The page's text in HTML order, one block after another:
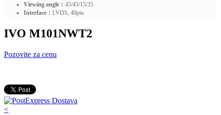
Viewing angle： 45/45/15/35
Interface： LVDS, 40pin
IVO M101NWT2
Pozovite za cenu
<